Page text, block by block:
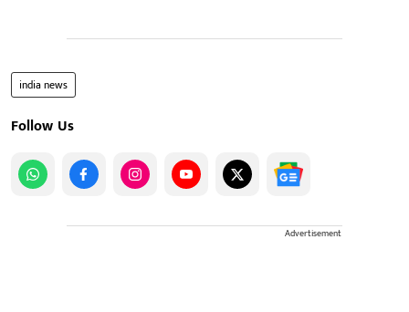
india news
Follow Us
Advertisement